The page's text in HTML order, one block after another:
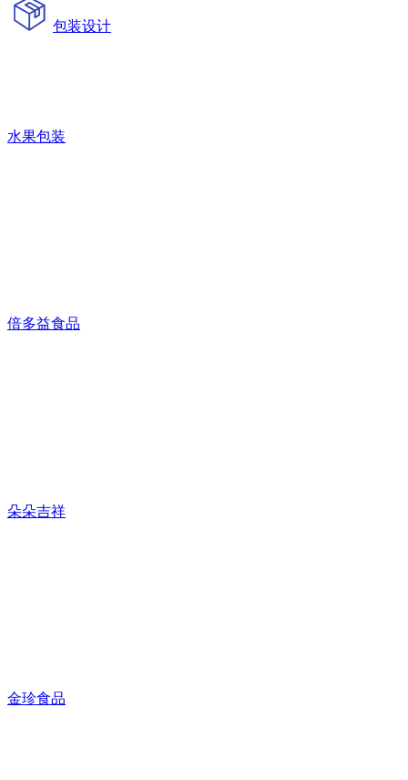
包装设计
水果包装
倍多益食品
朵朵吉祥
金珍食品